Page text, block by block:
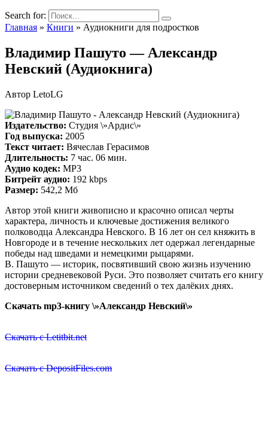
Search for:
Главная » Книги » Аудиокниги для подростков
Владимир Пашуто — Александр
Невский (Аудиокнига)
Автор LetoLG
Издательство: Студия \»Ардис\»
Год выпуска: 2005
Текст читает: Вячеслав Герасимов
Длительность: 7 час. 06 мин.
Аудио кодек: MP3
Битрейт аудио: 192 kbps
Размер: 542,2 Мб
Автор этой книги живописно и красочно описал черты
характера, личность и ключевые достижения великого
полководца Александра Невского. В 16 лет он сел княжить в
Новгороде и в течение нескольких лет одержал легендарные
победы над шведами и немецкими рыцарями.
В. Пашуто — историк, посвятивший свою жизнь изучению
истории средневековой Руси. Это позволяет считать его книгу
достоверным источником сведений о тех далёких днях.
Скачать mp3-книгу \»Александр Невский\»
Скачать с Letitbit.net
Скачать с DepositFiles.com